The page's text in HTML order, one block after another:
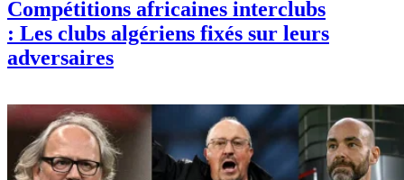
Compétitions africaines interclubs
: Les clubs algériens fixés sur leurs
adversaires